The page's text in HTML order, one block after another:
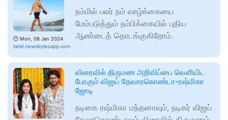
🕑 Mon, 08 Jan 2024
tamil.newsbytesapp.com
நம்மில் பலர் நம் வாழ்க்கையை
மேம்படுத்தும் நம்பிக்கையில் புதிய
ஆண்டைத் தொடங்குகிறோம்.
விரைவில் திருமண அறிவிப்பை வெளியிட
போகும் விஜய் தேவாரகொண்டா-ரஷ்மிகா
ஜோடி
நடிகை ரஷ்மிகா மந்தனாவும், நடிகர் விஜய்